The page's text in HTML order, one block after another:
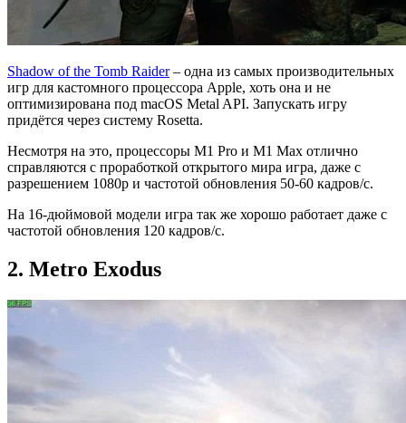
Shadow of the Tomb Raider– одна из самых производительных
игр для кастомного процессора Apple, хоть она и не
оптимизирована под macOS Metal API. Запускать игру
придётся через систему Rosetta.
Несмотря на это, процессоры ‌M1‌ Pro и ‌M1 Max‌ отлично
справляются с проработкой открытого мира игра, даже с
разрешением 1080p и частотой обновления 50-60 кадров/с.
На 16-дюймовой модели игра так же хорошо работает даже с
частотой обновления 120 кадров/с.
2. Metro Exodus